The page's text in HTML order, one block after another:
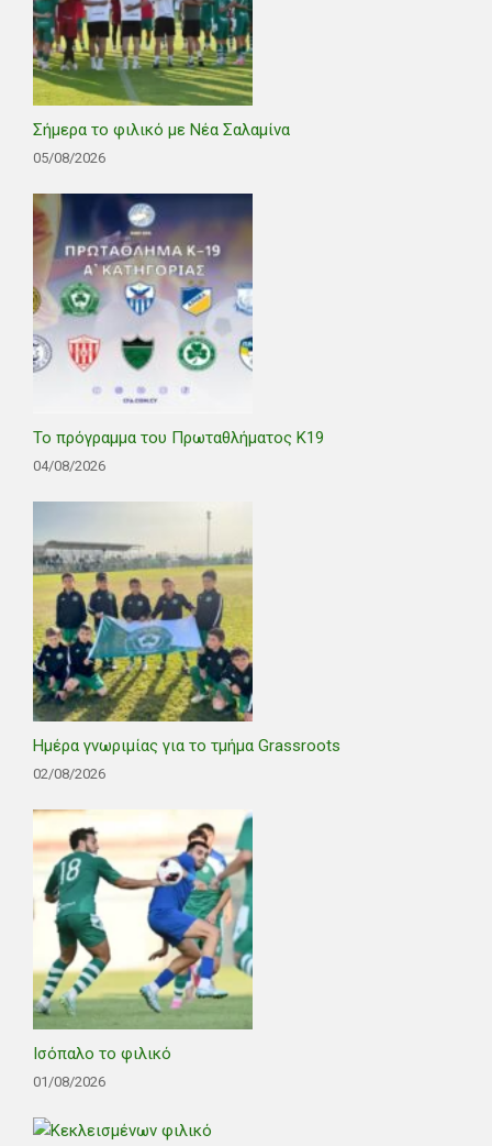
Σήμερα το φιλικό με Νέα Σαλαμίνα
05/08/2026
Το πρόγραμμα του Πρωταθλήματος Κ19
04/08/2026
Ημέρα γνωριμίας για το τμήμα Grassroots
02/08/2026
Ισόπαλο το φιλικό
01/08/2026